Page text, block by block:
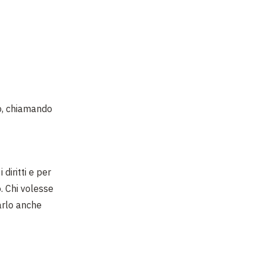
chiamando
diritti e per
Chi volesse
anche